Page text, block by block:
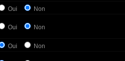
Oui
Non
Oui Non
Oui
Non